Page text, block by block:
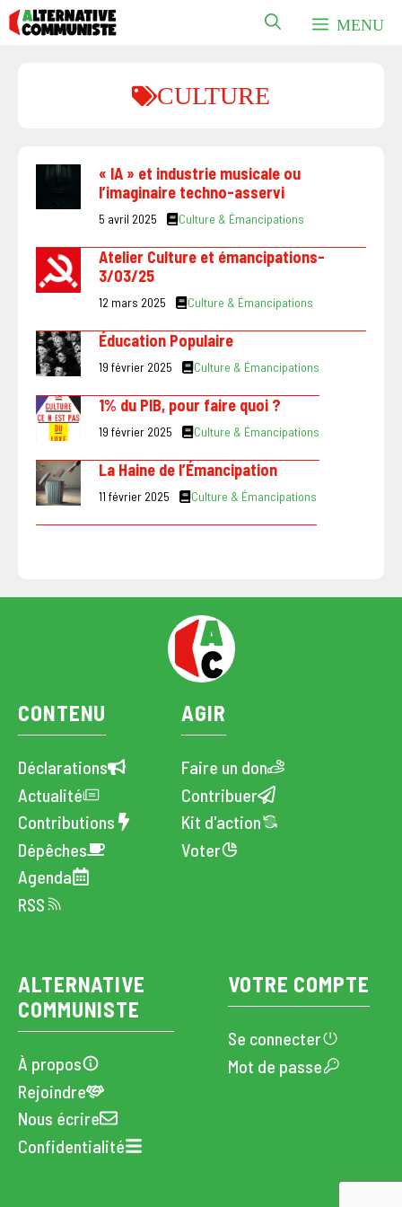
Aller
au
MENU
CULTURE
« IA » et industrie musicale ou
l’imaginaire techno-asservi
5 avril 2025 Culture & Émancipations
Atelier Culture et émancipations-
3/03/25
12 mars 2025 Culture & Émancipations
Éducation Populaire
19 février 2025 Culture & Émancipations
1% du PIB, pour faire quoi ?
19 février 2025 Culture & Émancipations
La Haine de l’Émancipation
11 février 2025 Culture & Émancipations
CONTENU
Déclarations
Actualité
Contributions
Dépêches
Agenda
RSS
AGIR
Faire un don
Contribuer
Kit d'action
Voter
ALTERNATIVE
COMMUNISTE
À propos
Rejoindre
Nous écrire
Confidentialité
VOTRE COMPTE
Se connecter
Mot de passe